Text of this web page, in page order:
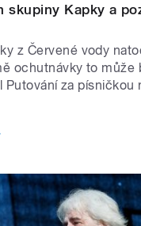
skupiny Kapky a
z Červené vody
ochutnávky to může
Putování za písničkou